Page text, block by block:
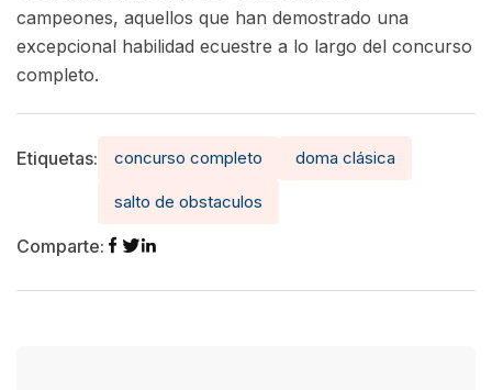
campeones, aquellos que han demostrado una
excepcional habilidad ecuestre a lo largo del concurso
completo.
Etiquetas: concurso completo doma clásica
salto de obstaculos
Comparte: